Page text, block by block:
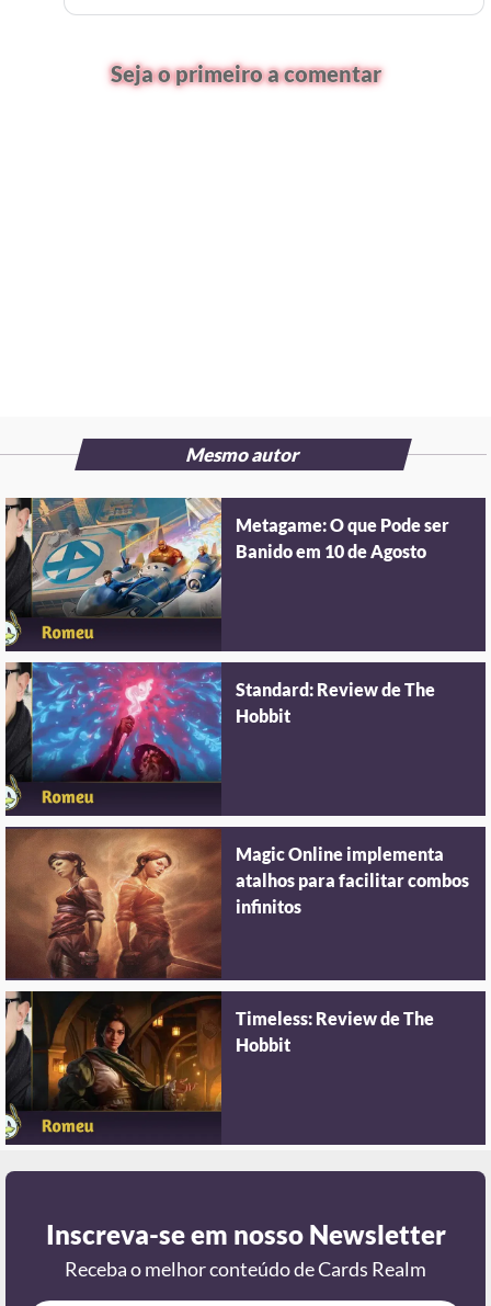
Seja o primeiro a comentar
Mesmo autor
Metagame: O que Pode ser
Banido em 10 de Agosto
Standard: Review de The
Hobbit
Magic Online implementa
atalhos para facilitar combos
infinitos
Timeless: Review de The
Hobbit
Inscreva-se em nosso Newsletter
Receba o melhor conteúdo de Cards Realm